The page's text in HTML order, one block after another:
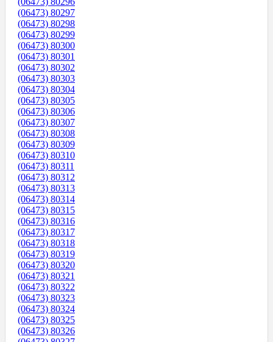
(06473) 80297
(06473) 80298
(06473) 80299
(06473) 80300
(06473) 80301
(06473) 80302
(06473) 80303
(06473) 80304
(06473) 80305
(06473) 80306
(06473) 80307
(06473) 80308
(06473) 80309
(06473) 80310
(06473) 80311
(06473) 80312
(06473) 80313
(06473) 80314
(06473) 80315
(06473) 80316
(06473) 80317
(06473) 80318
(06473) 80319
(06473) 80320
(06473) 80321
(06473) 80322
(06473) 80323
(06473) 80324
(06473) 80325
(06473) 80326